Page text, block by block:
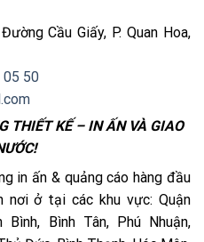
Cầu Giấy, P. Quan Hoa,
05 50
THIẾT KẾ – IN ẤN VÀ GIAO
in ấn & quảng cáo hàng đầu
nơi ở tại các khu vực: Quận
Bình, Bình Tân, Phú Nhuận,